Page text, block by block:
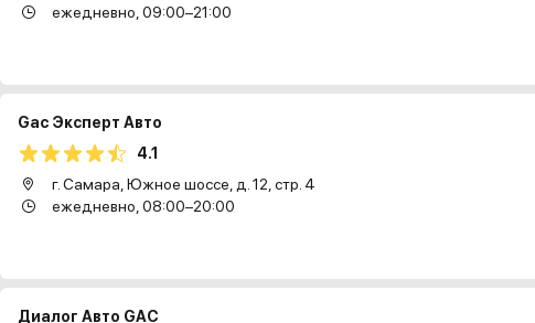
ежедневно, 09:00–21:00
Gac Эксперт Авто
4.1
г. Самара, Южное шоссе, д. 12, стр. 4
ежедневно, 08:00–20:00
Диалог Авто GAC